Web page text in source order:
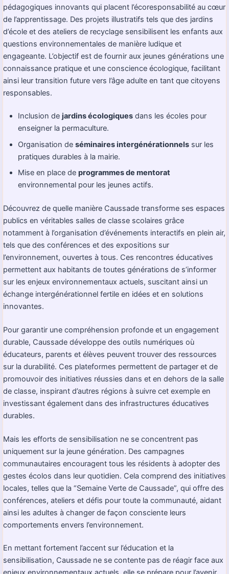
pédagogiques innovants qui placent l’écoresponsabilité au cœur
de l’apprentissage. Des projets illustratifs tels que des jardins
d’école et des ateliers de recyclage sensibilisent les enfants aux
questions environnementales de manière ludique et
engageante. L’objectif est de fournir aux jeunes générations une
connaissance pratique et une conscience écologique, facilitant
ainsi leur transition future vers l’âge adulte en tant que citoyens
responsables.
Inclusion dejardins écologiques dans les écoles pour
enseigner la permaculture.
Organisation deséminaires intergénérationnels sur les
pratiques durables à la mairie.
Mise en place deprogrammes de mentorat
environnemental pour les jeunes actifs.
Découvrez de quelle manière Caussade transforme ses espaces
publics en véritables salles de classe scolaires grâce
notamment à l’organisation d’événements interactifs en plein air,
tels que des conférences et des expositions sur
l’environnement, ouvertes à tous. Ces rencontres éducatives
permettent aux habitants de toutes générations de s’informer
sur les enjeux environnementaux actuels, suscitant ainsi un
échange intergénérationnel fertile en idées et en solutions
innovantes.
Pour garantir une compréhension profonde et un engagement
durable, Caussade développe des outils numériques où
éducateurs, parents et élèves peuvent trouver des ressources
sur la durabilité. Ces plateformes permettent de partager et de
promouvoir des initiatives réussies dans et en dehors de la salle
de classe, inspirant d’autres régions à suivre cet exemple en
investissant également dans des infrastructures éducatives
durables.
Mais les efforts de sensibilisation ne se concentrent pas
uniquement sur la jeune génération. Des campagnes
communautaires encouragent tous les résidents à adopter des
gestes écolos dans leur quotidien. Cela comprend des initiatives
locales, telles que la “Semaine Verte de Caussade”, qui offre des
conférences, ateliers et défis pour toute la communauté, aidant
ainsi les adultes à changer de façon consciente leurs
comportements envers l’environnement.
En mettant fortement l’accent sur l’éducation et la
sensibilisation, Caussade ne se contente pas de réagir face aux